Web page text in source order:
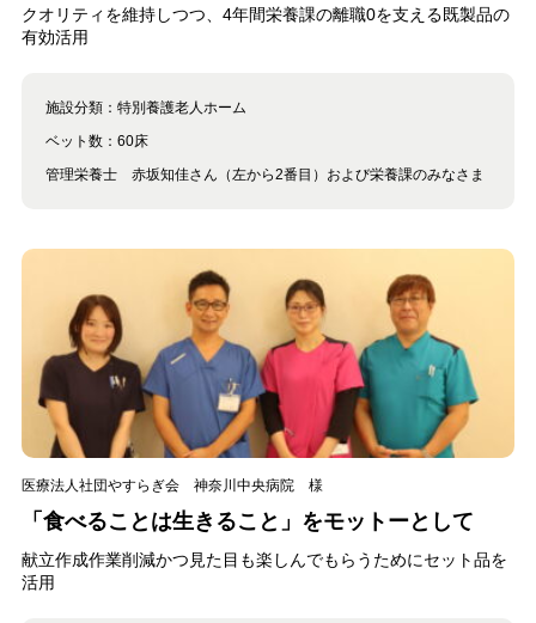
クオリティを維持しつつ、4年間栄養課の離職0を支える既製品の
有効活用
施設分類： 特別養護老人ホーム
ベット数： 60床
管理栄養士 赤坂知佳さん（左から2番目）および栄養課のみなさま
医療法人社団やすらぎ会 神奈川中央病院 様
「食べることは生きること」をモットーとして
献立作成作業削減かつ見た目も楽しんでもらうためにセット品を
活用